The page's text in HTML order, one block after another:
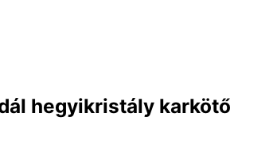
hegyikristály karkötő